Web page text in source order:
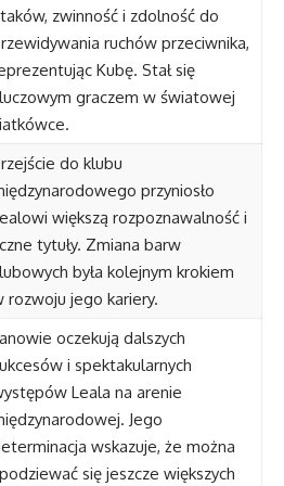
zwinność i zdolność do
ruchów przeciwnika,
Kubę. Stał się
graczem w światowej
do klubu
przyniosło
większą rozpoznawalność i
tytuły. Zmiana barw
była kolejnym krokiem
rozwoju jego kariery.
oczekują dalszych
i spektakularnych
Leala na arenie
Jego
wskazuje, że można
się jeszcze większych